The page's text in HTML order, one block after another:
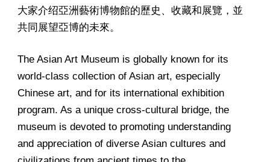
大家介绍亞洲藝術博物館的歷史、收藏和展覽，並
共同展望亞博的未來。
The Asian Art Museum is globally known for its
world-class collection of Asian art, especially
Chinese art, and for its international exhibition
program. As a unique cross-cultural bridge, the
museum is devoted to promoting understanding
and appreciation of diverse Asian cultures and